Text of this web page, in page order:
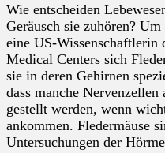
Wie entscheiden
Geräusch sie zuhören?
eine US-
Medical Centers sich
sie in deren Gehirnen
dass manche
gestellt werden, wenn
ankommen. Fledermäuse
Untersuchungen der